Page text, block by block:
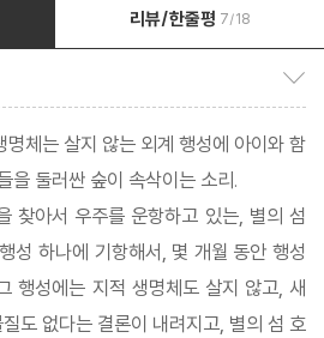
리뷰/한줄평 7/18
체는 살지 않는 외계 행성에 아이와 함
을 둘러싼 숲이 속삭이는 소리.
찾아서 우주를 운항하고 있는, 별의 섬
성 하나에 기항해서, 몇 개월 동안 행성
행성에는 지적 생명체도 살지 않고, 새
도 없다는 결론이 내려지고, 별의 섬 호